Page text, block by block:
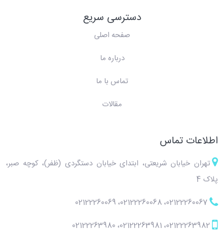
دسترسی سریع
صفحه اصلی
درباره ما
تماس با ما
مقالات
اطلاعات تماس
تهران خیابان شریعتی، ابتدای خیابان دستگردی (ظفر)، کوچه صبر،
پلاک 4
02122260067، 02122260068، 02122260069
02122263982، 02122263981، 02122263980